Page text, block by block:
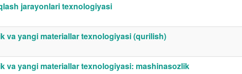
jarayonlari texnologiyasi
va yangi materiallar texnologiyasi (qurilish)
va yangi materiallar texnologiyasi: mashinasozlik